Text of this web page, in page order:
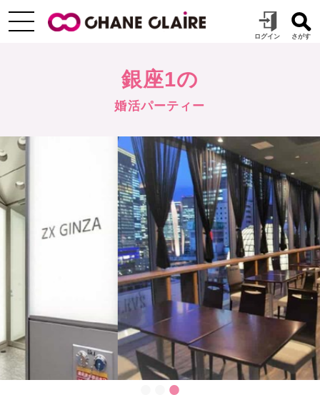
銀座1の
婚活パーティー